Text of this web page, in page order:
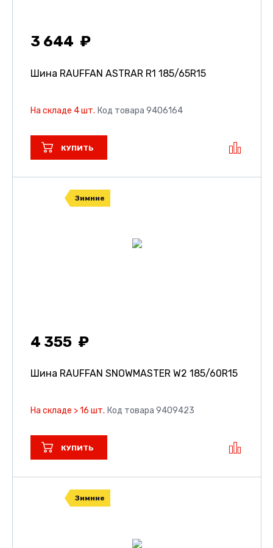
3 644
Шина RAUFFAN ASTRAR R1 185/65R15
На складе 4 шт. Код товара 9406164
КУПИТЬ
Зимние
4 355
Шина RAUFFAN SNOWMASTER W2 185/60R15
На складе > 16 шт. Код товара 9409423
КУПИТЬ
Зимние